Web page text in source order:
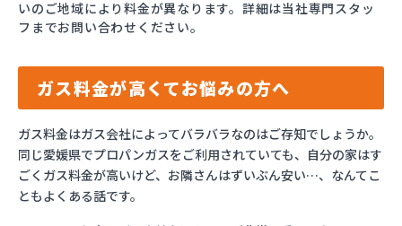
いのご地域により料金が異なります。詳細は当社専門スタッ
フまでお問い合わせください。
ガス料金が高くてお悩みの方へ
ガス料金はガス会社によってバラバラなのはご存知でしょうか。
同じ愛媛県でプロパンガスをご利用されていても、自分の家はす
ごくガス料金が高いけど、お隣さんはずいぶん安い…、なんてこ
ともよくある話です。